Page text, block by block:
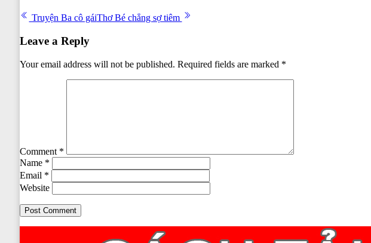
Truyện Ba cô gáiThơ Bé chẳng sợ tiêm
Leave a Reply
Your email address will not be published. Required fields are marked *
Comment *
Name *
Email *
Website